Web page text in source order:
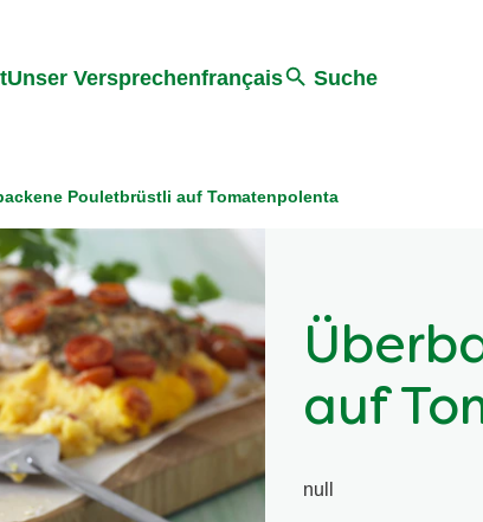
Unser Versprechenfrançais Suche
Pouletbrüstli auf Tomatenpolenta
auf
null